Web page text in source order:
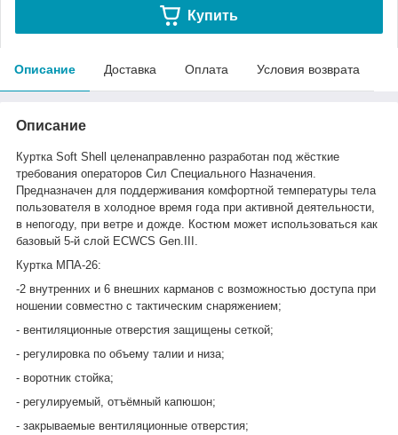
Купить
Описание Доставка Оплата Условия возврата
Описание
Куртка Soft Shell целенаправленно разработан под жёсткие
требования операторов Сил Специального Назначения.
Предназначен для поддерживания комфортной температуры тела
пользователя в холодное время года при активной деятельности,
в непогоду, при ветре и дожде. Костюм может использоваться как
базовый 5-й слой ECWCS Gen.III.
Куртка МПА-26:
-2 внутренних и 6 внешних карманов с возможностью доступа при
ношении совместно с тактическим снаряжением;
- вентиляционные отверстия защищены сеткой;
- регулировка по объему талии и низа;
- воротник стойка;
- регулируемый, отъёмный капюшон;
- закрываемые вентиляционные отверстия;